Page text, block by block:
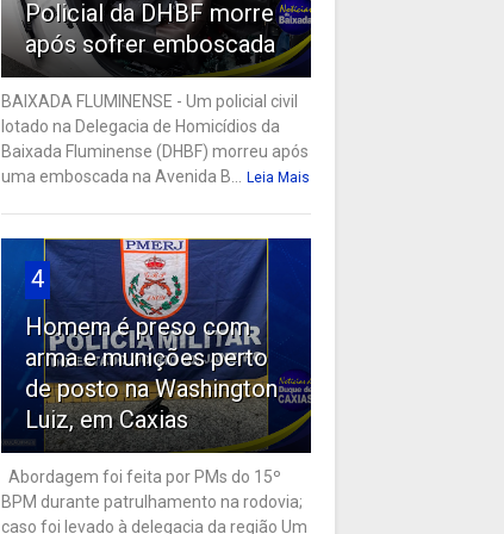
Policial da DHBF morre
após sofrer emboscada
BAIXADA FLUMINENSE - Um policial civil
lotado na Delegacia de Homicídios da
Baixada Fluminense (DHBF) morreu após
uma emboscada na Avenida B...
Leia Mais
4
Homem é preso com
arma e munições perto
de posto na Washington
Luiz, em Caxias
Abordagem foi feita por PMs do 15º
BPM durante patrulhamento na rodovia;
caso foi levado à delegacia da região Um